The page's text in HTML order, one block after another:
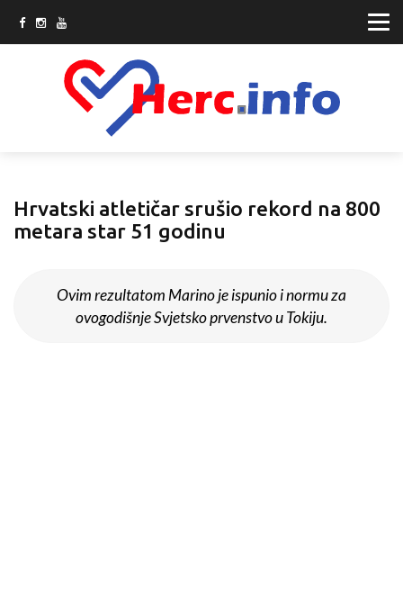
Hrvatski atletičar srušio rekord na 800
metara star 51 godinu
Ovim rezultatom Marino je ispunio i normu za
ovogodišnje Svjetsko prvenstvo u Tokiju.